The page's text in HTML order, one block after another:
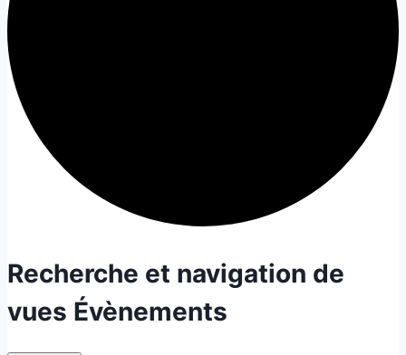
Évènements
Recherche et navigation de
vues Évènements